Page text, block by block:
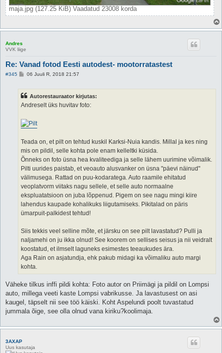
maja.jpg (127.25 KiB) Vaadatud 23008 korda
l
Andres
VVK liige
Re: Vanad fotod Eesti autodest- mootorratastest
#345
P
i
t
06 Juuli R, 2018 21:57
Autorestauraator kirjutas:
Andreselt üks huvitav foto:
Teada on, et pilt on tehtud kuskil Karksi-Nuia kandis. Millal ja kes ning
mis on pildil, selle kohta pole enam kelleltki küsida.
Õnneks on foto üsna hea kvaliteediga ja selle lähem uurimine võimalik.
Pilti uurides paistab, et veoauto alusvanker on üsna "päevi näinud"
välimusega. Rattad on puu-kodaratega. Auto raamile ehitatud
veoplatvorm viitaks nagu sellele, et selle auto normaalne
ekspluatatsioon on juba lõppenud. Pigem on see nagu mingi kiire
lahendus kaupade kohalikuks liigutamiseks. Pikitalad on päris
ümarpuit-palkidest tehtud!
Siis tekkis veel selline mõte, et järsku on see pilt lavastatud? Pulli ja
naljamehi on ju ikka olnud! See koorem on sellises seisus ja nii veidralt
koostatud, et ilmselt laguneks esimestes teeaukudes ära.
Aga Rain on asjatundja, ehk pakub midagi ka võimaliku auto margi
kohta.
Väheke tilkus inffi pildi kohta: Foto autor on Priimägi ja pildil on Lompsi
auto, millega veeti kaste Lompsi vabrikusse. Ja lavastusest on asi
kaugel, täpselt nii see töö käiski. Koht Aspelundi poolt tuvastatud
jummala õige, see olla olnud vana kiriku?koolimaja.
l
3AXAP
Uus kasutaja